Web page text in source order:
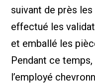
suivant de près
effectué les
et emballé les
Pendant ce
l’employé